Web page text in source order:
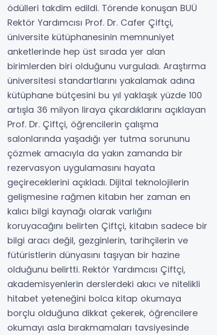
ödülleri takdim edildi. Törende konuşan BUÜ
Rektör Yardımcısı Prof. Dr. Cafer Çiftçi,
üniversite kütüphanesinin memnuniyet
anketlerinde hep üst sırada yer alan
birimlerden biri olduğunu vurguladı. Araştırma
üniversitesi standartlarını yakalamak adına
kütüphane bütçesini bu yıl yaklaşık yüzde 100
artışla 36 milyon liraya çıkardıklarını açıklayan
Prof. Dr. Çiftçi, öğrencilerin çalışma
salonlarında yaşadığı yer tutma sorununu
çözmek amacıyla da yakın zamanda bir
rezervasyon uygulamasını hayata
geçireceklerini açıkladı. Dijital teknolojilerin
gelişmesine rağmen kitabın her zaman en
kalıcı bilgi kaynağı olarak varlığını
koruyacağını belirten Çiftçi, kitabın sadece bir
bilgi aracı değil, gezginlerin, tarihçilerin ve
fütüristlerin dünyasını taşıyan bir hazine
olduğunu belirtti. Rektör Yardımcısı Çiftçi,
akademisyenlerin derslerdeki akıcı ve nitelikli
hitabet yeteneğini bolca kitap okumaya
borçlu olduğuna dikkat çekerek, öğrencilere
okumayı asla bırakmamaları tavsiyesinde